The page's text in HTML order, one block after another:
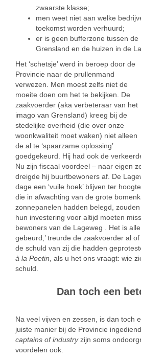
zwaarste klasse;
men weet niet aan welke
toekomst worden verhuurd;
er is geen bufferzone tussen de
Grensland en de huizen in de
Het ‘schetsje’ werd in beroep door de
Provincie naar de prullenmand
verwezen. Men moest zelfs niet de
moeite doen om het te bekijken. De
zaakvoerder (aka verbeteraar van het
imago van Grensland) kreeg bij de
stedelijke overheid (die over onze
woonkwaliteit moet waken) niet alleen
de al te ‘spaarzame oplossing’
goedgekeurd. Hij had ook de
Nu zijn fiscaal voordeel – naar eigen
dreigde hij buurtbewoners af. De
dage een ‘vuile hoek’ blijven ter
die in afwachting van de grote
zonnepanelen hadden belegd,
hun investering voor altijd moeten
bewoners van de Lageweg . Het is
gebeurd,’ treurde de zaakvoerder al
de schuld van zij die hadden
à la Poetin , als u het ons vraagt: wie
schuld.
Dan toch een
Na veel vijven en zessen, is dan toch
juiste manier bij de Provincie
captains of industryzijn soms
voordelen ook.